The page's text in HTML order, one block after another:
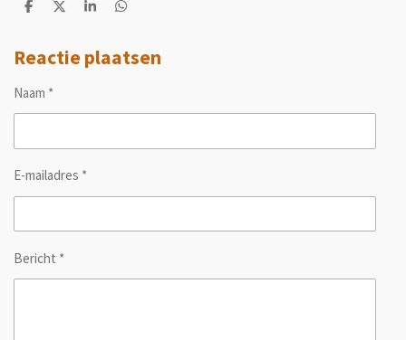
D
e
n
D
l
S
r
e
D
e
n
Reactie plaatsen
Naam *
E-mailadres *
Bericht *